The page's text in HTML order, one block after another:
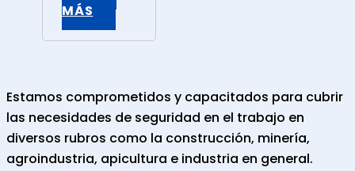
MÁS
Estamos comprometidos y capacitados para cubrir
las necesidades de seguridad en el trabajo en
diversos rubros como la construcción, minería,
agroindustria, apicultura e industria en general.